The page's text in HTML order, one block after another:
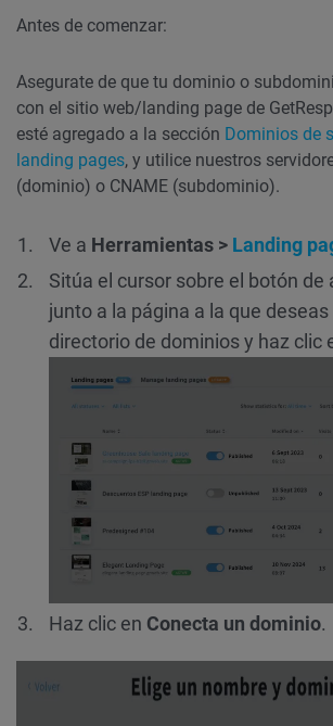
Antes de comenzar:
Asegurate de que tu dominio o
con el sitio web/landing page de
esté agregado a la sección Dominios de
landing pages, y utilice nuestros
(dominio) o CNAME (subdominio).
Ve a Herramientas > Landing
Sitúa el cursor sobre el botón de
junto a la página a la que deseas
directorio de dominios y haz clic
Haz clic en Conecta un dominio.